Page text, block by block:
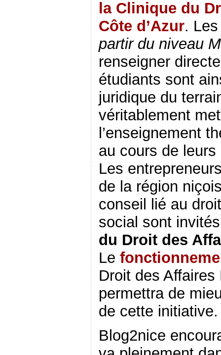
la Clinique du
Côte d’Azur.
partir du niveau
renseigner
étudiants sont
juridique du
véritablement
l’enseignement
au cours de
Les
de la région
conseil lié au
social sont
du Droit des
Le
Droit des
permettra de
de cette initiative.
Blog2nice